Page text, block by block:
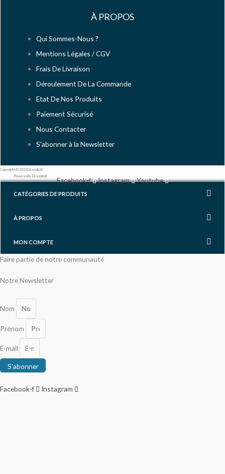
À PROPOS
Qui Sommes-Nous ?
Mentions Légales / CGV
Frais De Livraison
Déroulement De La Commande
Etat De Nos Produits
Paiement Sécurisé
Nous Contacter
S'abonner à la Newsletter
Copyright © 2026 Dracobalt
Powered by Dracobalt
Facebook-f Instagram Youtube
CATÉGORIES DE PRODUITS
À PROPOS
MON COMPTE
Faire partie de notre communauté
Notre Newsletter
Nom
Prénom
E-mail
S'abonner
Facebook-f Instagram